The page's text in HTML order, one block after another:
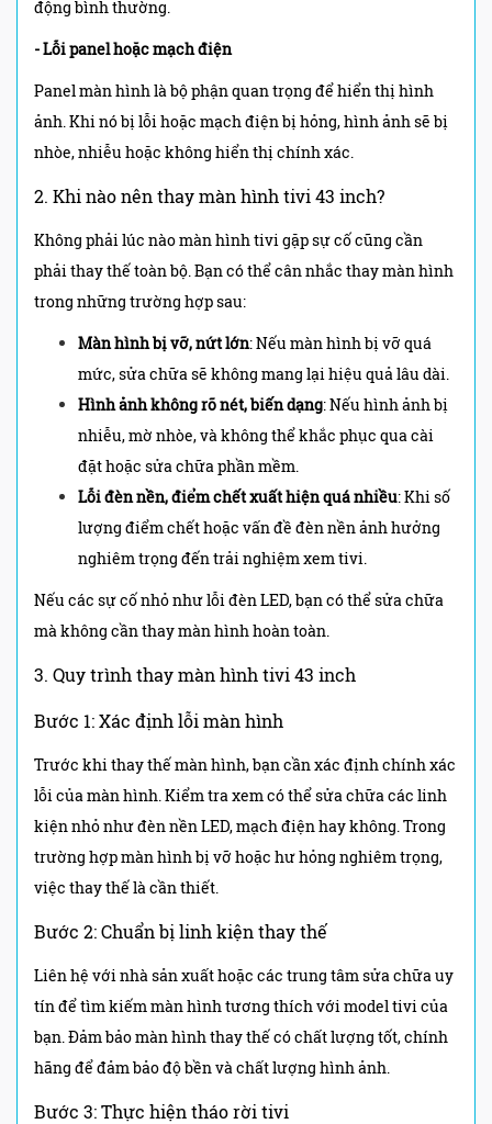
động bình thường.
- Lỗi panel hoặc mạch điện
Panel màn hình là bộ phận quan trọng để hiển thị hình
ảnh. Khi nó bị lỗi hoặc mạch điện bị hỏng, hình ảnh sẽ bị
nhòe, nhiễu hoặc không hiển thị chính xác.
2. Khi nào nên thay màn hình tivi 43 inch?
Không phải lúc nào màn hình tivi gặp sự cố cũng cần
phải thay thế toàn bộ. Bạn có thể cân nhắc thay màn hình
trong những trường hợp sau:
Màn hình bị vỡ, nứt lớn: Nếu màn hình bị vỡ quá
mức, sửa chữa sẽ không mang lại hiệu quả lâu dài.
Hình ảnh không rõ nét, biến dạng: Nếu hình ảnh bị
nhiễu, mờ nhòe, và không thể khắc phục qua cài
đặt hoặc sửa chữa phần mềm.
Lỗi đèn nền, điểm chết xuất hiện quá nhiều: Khi số
lượng điểm chết hoặc vấn đề đèn nền ảnh hưởng
nghiêm trọng đến trải nghiệm xem tivi.
Nếu các sự cố nhỏ như lỗi đèn LED, bạn có thể sửa chữa
mà không cần thay màn hình hoàn toàn.
3. Quy trình thay màn hình tivi 43 inch
Bước 1: Xác định lỗi màn hình
Trước khi thay thế màn hình, bạn cần xác định chính xác
lỗi của màn hình. Kiểm tra xem có thể sửa chữa các linh
kiện nhỏ như đèn nền LED, mạch điện hay không. Trong
trường hợp màn hình bị vỡ hoặc hư hỏng nghiêm trọng,
việc thay thế là cần thiết.
Bước 2: Chuẩn bị linh kiện thay thế
Liên hệ với nhà sản xuất hoặc các trung tâm sửa chữa uy
tín để tìm kiếm màn hình tương thích với model tivi của
bạn. Đảm bảo màn hình thay thế có chất lượng tốt, chính
hãng để đảm bảo độ bền và chất lượng hình ảnh.
Bước 3: Thực hiện tháo rời tivi